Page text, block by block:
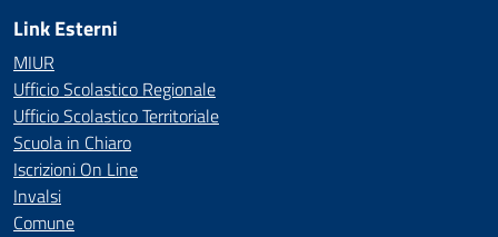
Link Esterni
MIUR
Ufficio Scolastico Regionale
Ufficio Scolastico Territoriale
Scuola in Chiaro
Iscrizioni On Line
Invalsi
Comune